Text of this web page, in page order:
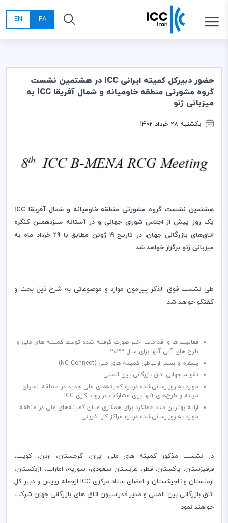
FA
EN
حضور دبیرکل کمیته ایرانی ICC در هشتمین نشست
گروه مشورتی منطقه خاومیانه و شمال آفریقا ICC به
میزبانی ژنو
یکشنبه 28 خرداد 1402
هشتمین نشست گروه مشورتی منطقه خاومیانه و شمال آفریقا ICC
یک روز پیش از اجلاس شورای جهانی و در آستانه سیزدهمین کنگره
اتاق
های بازرگانی جهان، ‌‎در تاریخ 19 ژوئن مطابق با 29 خرداد ماه به
میزبانی ژنو برگزار خواهد شد.
طی نشست فوق الذکر پیرامون موارد و موضوعاتی به شرح ذیل بحث و
گفتگو خواهد شد:
فعالیت ها و اقدامات اخیر صورت گرفته شده توسط کمیته های ملی و
طرح های آتی آنها برای سال 2023
پلتفرم و بستر ارتباطی کمیته های ملی (NC Connect
)
تقویم جهانی اتاق بازرگانی بین المللی
موارد به روز رسانی‌شده درباره کمیتههای ملی جدید در منطقه آسیای
میانه و طرح‌های آنها برای مشارکت در روند کاری‌‌ ICC
ارائه بهترین متد عملکرد برای همکاری میان کمیتههای ملی در منطقه،
موارد به روز رسانیشده درباره مراکز کار آفرینی
در نشست مذکور کمیته های ملی ایران، گرجستان، اردن، کویت،
قرقیزستان، پاکستان، قطر، عربستان سعودی، سوریه، امارات، ازبکستان،
ارمنستان و تاجیکستان و اعضای ستاد مرکزی ICCازجمله رییس و دبیر کل
اتاق بازرگانی بین المللی و مدیر فدراسیون اتاق های بازرگانی جهان شرکت
خواهند نمود.